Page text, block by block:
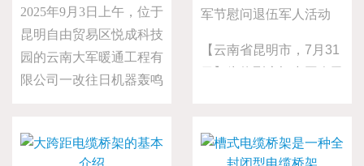
2025年9月3日上午，位于
昆明自由贸易区悦成科技
园的云南大军暖通工程有
限公司一改往日机器轰鸣
共同观看纪念中国人民抗
军节慰问退伍军人活动
【云南省昆明市，7月31
达对退伍军人的崇高敬意